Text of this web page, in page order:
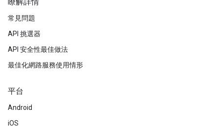
瞭解詳情
常見問題
API 挑選器
API 安全性最佳做法
最佳化網路服務使用情形
平台
Android
iOS